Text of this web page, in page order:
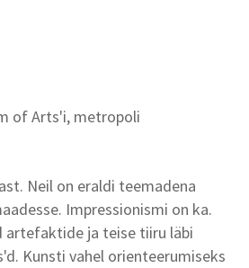
of Arts'i, metropoli
Neil on eraldi teemadena
Impressionismi on ka.
artefaktide ja teise tiiru läbi
Kunsti vahel orienteerumiseks